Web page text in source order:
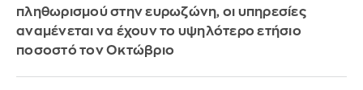
πληθωρισμού στην ευρωζώνη, οι υπηρεσίες
αναμένεται να έχουν το υψηλότερο ετήσιο
ποσοστό τον Οκτώβριο